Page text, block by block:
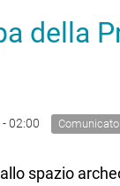
della
02:00
spazio